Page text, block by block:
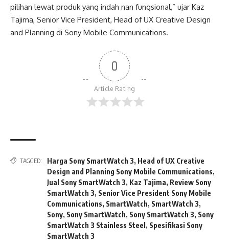
pilihan lewat produk yang indah nan fungsional,” ujar Kaz
Tajima, Senior Vice President, Head of UX Creative Design
and Planning di Sony Mobile Communications.
0
Article Rating
TAGGED: Harga Sony SmartWatch 3, Head of UX Creative
Design and Planning Sony Mobile Communications,
Jual Sony SmartWatch 3, Kaz Tajima, Review Sony
SmartWatch 3, Senior Vice President Sony Mobile
Communications, SmartWatch, SmartWatch 3,
Sony, Sony SmartWatch, Sony SmartWatch 3, Sony
SmartWatch 3 Stainless Steel , Spesifikasi Sony
SmartWatch 3